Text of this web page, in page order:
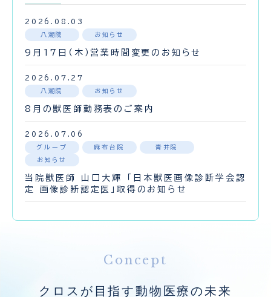
2026.08.03
八潮院 お知らせ
9月17日（木）営業時間変更のお知らせ
2026.07.27
八潮院 お知らせ
8月の獣医師勤務表のご案内
2026.07.06
グループ 麻布台院 青井院
お知らせ
当院獣医師 山口大輝 「日本獣医画像診断学会認
定 画像診断認定医」取得のお知らせ
Concept
クロスが目指す動物医療の未来